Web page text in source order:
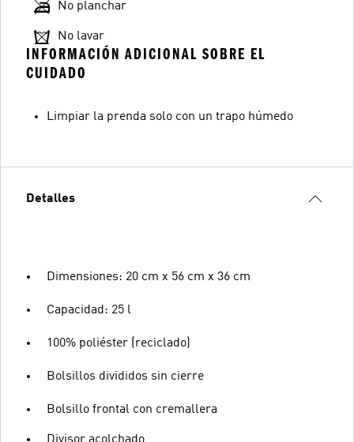
No planchar
No lavar
INFORMACIÓN ADICIONAL SOBRE EL
CUIDADO
Limpiar la prenda solo con un trapo húmedo
Detalles
Dimensiones: 20 cm x 56 cm x 36 cm
Capacidad: 25 l
100% poliéster (reciclado)
Bolsillos divididos sin cierre
Bolsillo frontal con cremallera